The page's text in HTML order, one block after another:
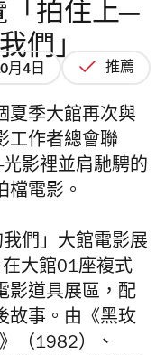
「拍住上—
們」
月4日 推薦
夏季大館再次與
工作者總會聯
影裡並肩馳騁的
檔電影。
們」大館電影展
大館01座複式
影道具展區，配
故事。由《黑玫
（1982）、